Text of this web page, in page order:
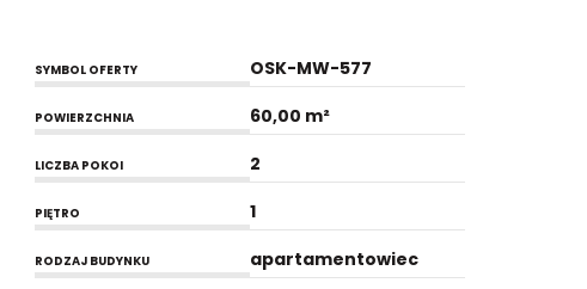
SYMBOL OFERTY OSK-MW-577
POWIERZCHNIA 60,00 m²
LICZBA POKOI 2
PIĘTRO 1
RODZAJ BUDYNKU apartamentowiec